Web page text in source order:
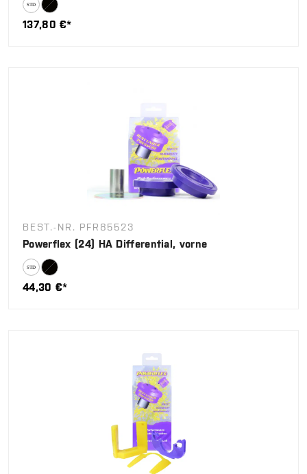
137,80 €*
BEST.-NR. PFR85523
Powerflex (24) HA Differential, vorne
44,30 €*